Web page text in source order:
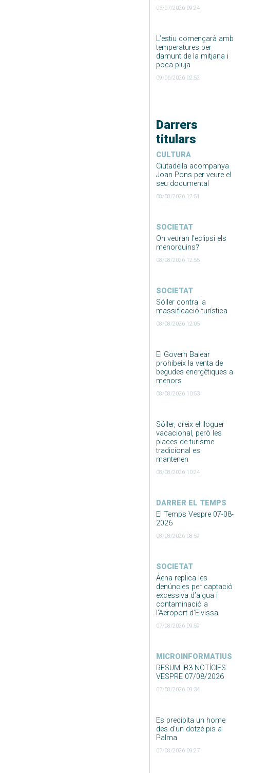
03/07/2026 09:24
L’estiu començarà amb
temperatures per
damunt de la mitjana i
poca pluja
09/06/2026 02:52
Darrers
titulars
CULTURA
Ciutadella acompanya
Joan Pons per veure el
seu documental
08/08/2026 12:51
SOCIETAT
On veuran l’eclipsi els
menorquins?
08/08/2026 12:55
SOCIETAT
Sóller contra la
massificació turística
08/08/2026 12:05
El Govern Balear
prohibeix la venta de
begudes energètiques a
menors
08/08/2026 10:53
Sóller, creix el lloguer
vacacional, però les
places de turisme
tradicional es
mantenen
08/08/2026 10:24
DARRER EL TEMPS
El Temps Vespre 07-08-
2026
08/08/2026 08:59
SOCIETAT
Aena replica les
denúncies per captació
excessiva d’aigua i
contaminació a
l’Aeroport d’Eivissa
07/08/2026 09:59
MICROINFORMATIUS
RESUM IB3 NOTÍCIES
VESPRE 07/08/2026
07/08/2026 09:34
Es precipita un home
des d’un dotzè pis a
Palma
07/08/2026 09:27